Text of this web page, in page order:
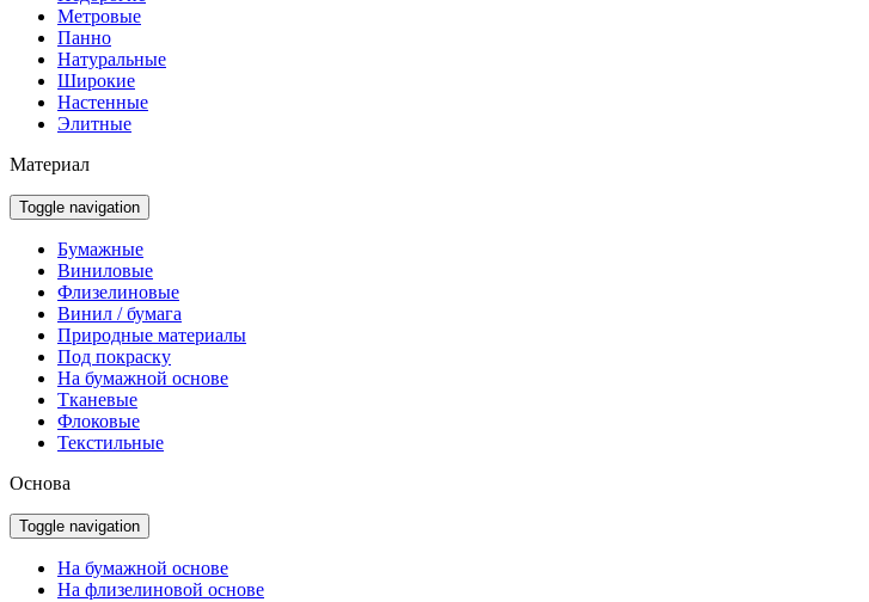
Метровые
Панно
Натуральные
Широкие
Настенные
Элитные
Материал
Toggle navigation
Бумажные
Виниловые
Флизелиновые
Винил / бумага
Природные материалы
Под покраску
На бумажной основе
Тканевые
Флоковые
Текстильные
Основа
Toggle navigation
На бумажной основе
На флизелиновой основе